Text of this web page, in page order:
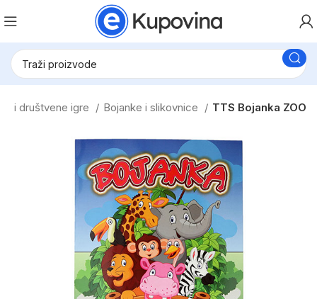
i društvene igre Bojanke i slikovnice TTS Bojanka ZOO